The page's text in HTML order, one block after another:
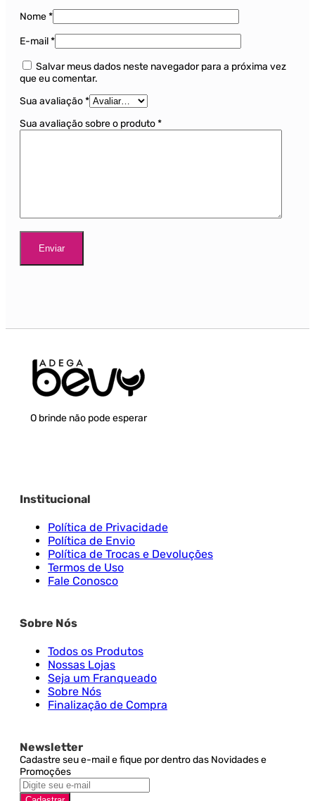
Nome*
E-mail*
Salvar meus dados neste navegador para a próxima vez
que eu comentar.
Sua avaliação*
Sua avaliação sobre o produto*
O brinde não pode esperar
Institucional
Política de Privacidade
Política de Envio
Política de Trocas e Devoluções
Termos de Uso
Fale Conosco
Sobre Nós
Todos os Produtos
Nossas Lojas
Seja um Franqueado
Sobre Nós
Finalização de Compra
Newsletter
Cadastre seu e-mail e fique por dentro das Novidades e
Promoções